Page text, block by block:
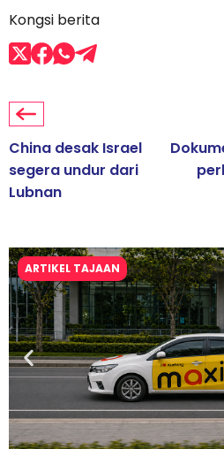
Kongsi berita
China desak Israel
segera undur dari
Lubnan
ARTIKEL TAJAAN